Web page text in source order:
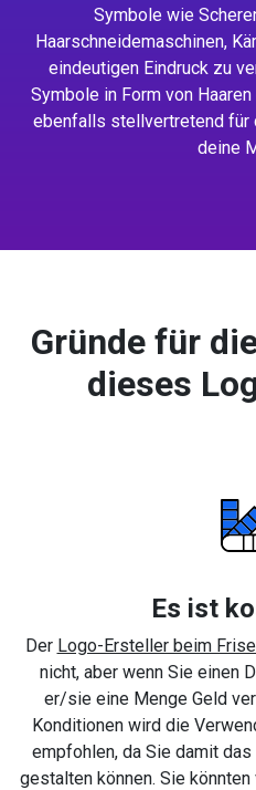
Symbole wie
Haarschneidemaschinen,
eindeutigen Eindruck zu
Symbole in Form von
ebenfalls stellvertretend für
deine
Gründe für
dieses
Es ist
Der Logo-Ersteller beim
nicht, aber wenn Sie einen
er/sie eine Menge Geld
Konditionen wird die
empfohlen, da Sie damit
gestalten können. Sie